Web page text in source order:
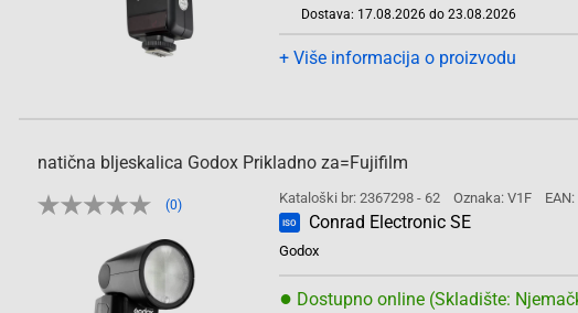
Dostava: 17.08.2026 do 23.08.2026
+ Više informacija o proizvodu
natična bljeskalica Godox Prikladno za=Fujifilm
(0) Kataloški br: 2367298 - 62 Oznaka: V1F
ISO Conrad Electronic SE
Godox
● Dostupno online (Skladište: